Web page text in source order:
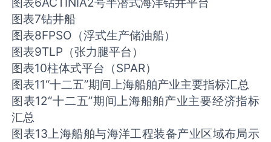
图表7钻井船
图表8FPSO（浮式生产储油船）
图表9TLP（张力腿平台）
图表10柱体式平台（SPAR）
图表11“十二五”期间上海船舶产业主要指标汇总
图表12“十二五”期间上海船舶产业主要经济指标
汇总
图表13上海船舶与海洋工程装备产业区域布局示